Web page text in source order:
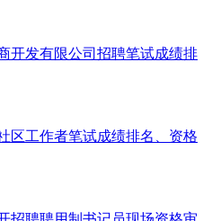
开发有限公司招聘笔试成绩排
区工作者笔试成绩排名、资格